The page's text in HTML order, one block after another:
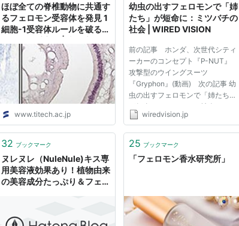
ほぼ全ての脊椎動物に共通す
るフェロモン受容体を発見 1
細胞-1受容体ルールを破るフ
ース | 東京工業大学
www.titech.ac.jp
幼虫の出すフェロモンで「姉
たち」が短命に：ミツバチの
社会 | WIRED VISION
前の記事 ホンダ、次世代シティ
ーカーのコンセプト『P-NUT』
攻撃型のウイングスーツ
『Gryphon』(動画) 次の記事 幼
虫の出すフェロモンで「姉たち」
が短命に：ミツバチの社会 2009
年12月 4日 Janelle Weaver
虫が出すあるフェロモンが、その
寿命を縮める...
wiredvision.jp
32 ブックマーク
ヌレヌレ（NuleNule)キス専
用美容液効果あり！植物由来
の美容成分たっぷり＆フェロ
25 ブックマーク
「フェロモン香水研究所」